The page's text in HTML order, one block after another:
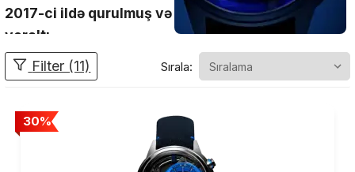
2017-ci ildə qurulmuş və
yeraltı
mədəniyyətlərdən və
müasir vizual
qol saatları yaradan
saat şirkətidir. Yüksək
enerjili, şəhər dizaynları
Filter (11) Sırala:
30%